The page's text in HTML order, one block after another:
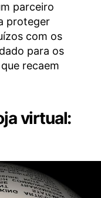
parceiro
proteger
com os
para os
recaem
virtual: